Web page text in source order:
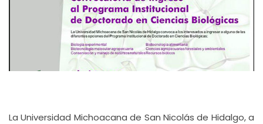
La Universidad Michoacana de San Nicolás de Hidalgo, a